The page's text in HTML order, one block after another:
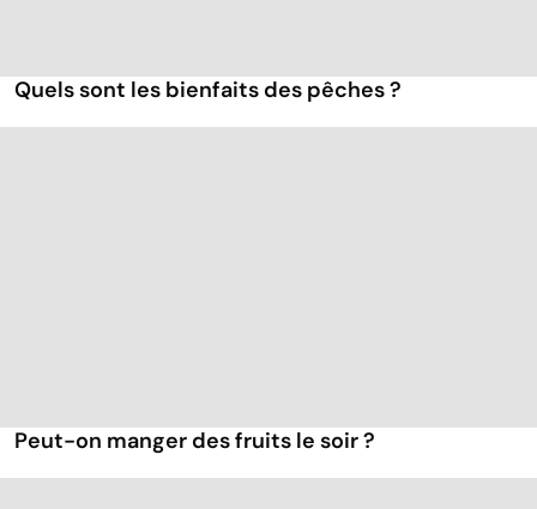
Quels sont les bienfaits des pêches ?
Peut-on manger des fruits le soir ?